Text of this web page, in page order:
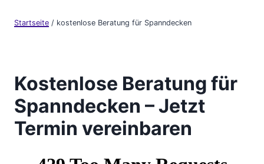
Startseite / kostenlose Beratung für Spanndecken
Kostenlose Beratung für
Spanndecken – Jetzt
Termin vereinbaren